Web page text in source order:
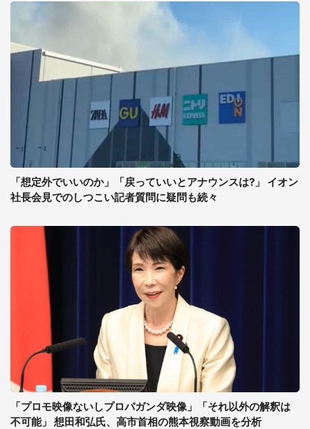
「想定外でいいのか」「戻っていいとアナウンスは?」 イオン
社長会見でのしつこい記者質問に疑問も続々
「プロモ映像ないしプロパガンダ映像」「それ以外の解釈は
不可能」 想田和弘氏、高市首相の熊本視察動画を分析